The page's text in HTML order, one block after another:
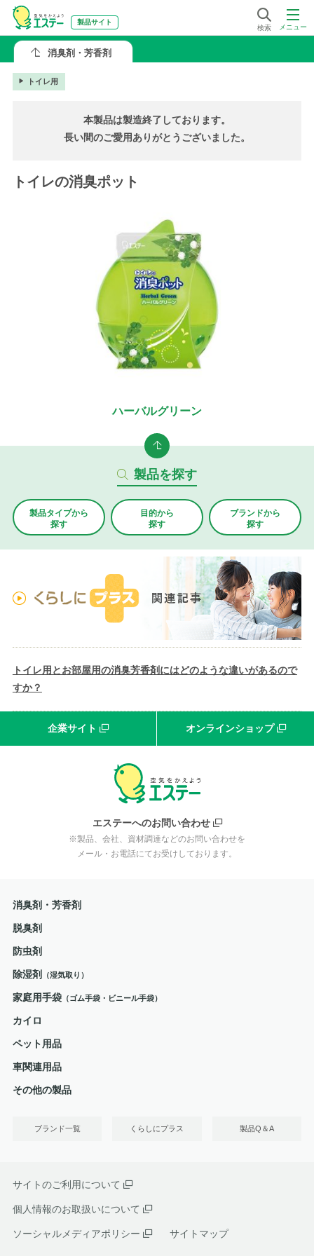
メニュー
検索
製品サイト
消臭剤・芳香剤
トイレ用
本製品は製造終了しております。
長い間のご愛用ありがとうございました。
トイレの消臭ポット
ハーバルグリーン
製品を探す
製品タイプから
探す
目的から
探す
ブランドから
探す
トイレ用とお部屋用の消臭芳香剤にはどのような違いがあるので
すか？
企業サイト オンラインショップ
エステーへのお問い合わせ
※製品、会社、資材調達などのお問い合わせを
メール・お電話にてお受けしております。
消臭剤・芳香剤
脱臭剤
防虫剤
除湿剤 （湿気取り）
家庭用手袋（ゴム手袋・ビニール手袋）
カイロ
ペット用品
車関連用品
その他の製品
ブランド一覧 くらしにプラス 製品Q＆A
サイトのご利用について
個人情報のお取扱いについて
ソーシャルメディアポリシー サイトマップ